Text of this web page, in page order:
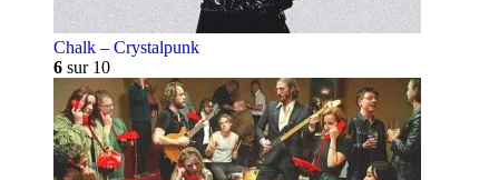
Chalk – Crystalpunk
6 sur 10